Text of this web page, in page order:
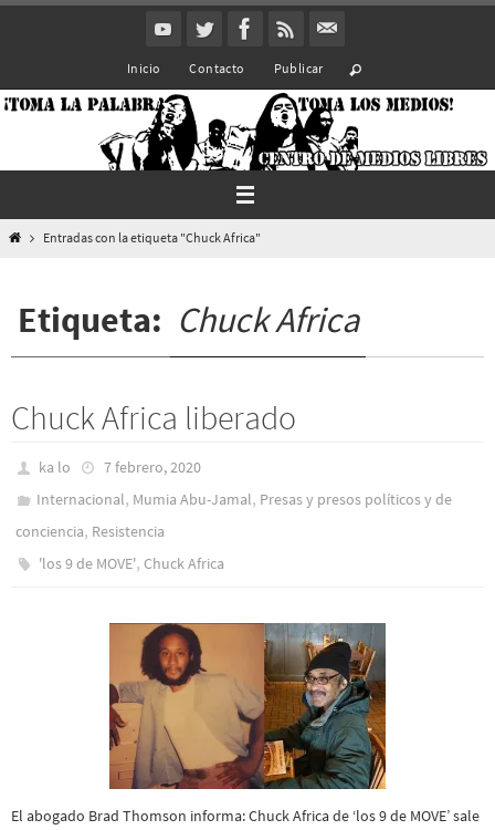
Inicio Contacto Publicar
InicioEntradas con la etiqueta "Chuck Africa"
Etiqueta: Chuck Africa
Chuck Africa liberado
ka lo
7 febrero, 2020
Internacional, Mumia Abu-Jamal, Presas y presos polí­ticos y de
conciencia, Resistencia
'los 9 de MOVE',Chuck Africa
El abogado Brad Thomson informa: Chuck Africa de ‘los 9 de MOVE’ sale